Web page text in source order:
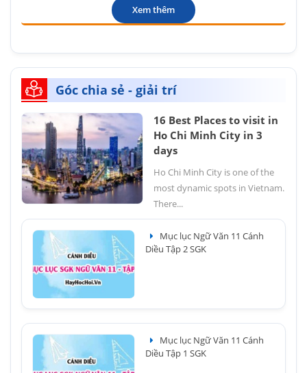
Xem thêm
Góc chia sẻ - giải trí
16 Best Places to visit in
Ho Chi Minh City in 3
days
Ho Chi Minh City is one of the
most dynamic spots in Vietnam.
There...
Mục lục Ngữ Văn 11 Cánh
Diều Tập 2 SGK
Mục lục Ngữ Văn 11 Cánh
Diều Tập 1 SGK